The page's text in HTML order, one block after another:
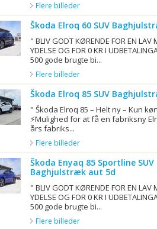
Flere billeder
Škoda Elroq 60 SUV
" BLIV GODT KØRENDE FOR EN LAV
YDELSE OG FOR 0 KR I
500 gode brugte bi...
Flere billeder
Škoda Elroq 85 SUV
" Škoda Elroq 85 – Helt ny – Kun
⚡Mulighed for at få en fabriksny
års fabriks...
Flere billeder
Škoda Enyaq 85 Sportline SUV
Baghjulstræk aut 5d
" BLIV GODT KØRENDE FOR EN LAV
YDELSE OG FOR 0 KR I
500 gode brugte bi...
Flere billeder